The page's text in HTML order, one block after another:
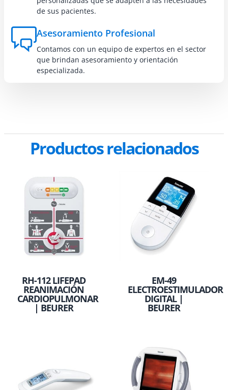
de sus pacientes.
Asesoramiento Profesional
Contamos con un equipo de expertos en el sector
que brindan asesoramiento y orientación
especializada.
Productos relacionados
RH-112 LIFEPAD
REANIMACIÓN
CARDIOPULMONAR
| BEURER
EM-49
ELECTROESTIMULADOR
DIGITAL |
BEURER